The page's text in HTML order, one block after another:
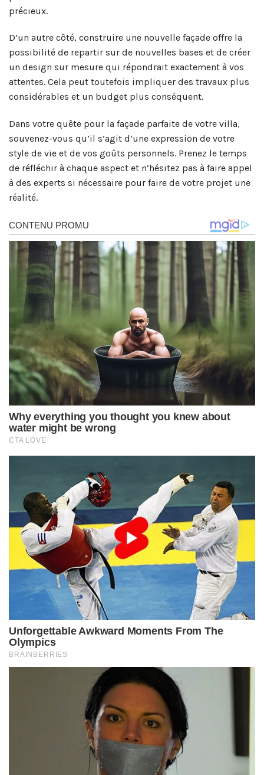
précieux.
D’un autre côté, construire une nouvelle façade offre la
possibilité de repartir sur de nouvelles bases et de créer
un design sur mesure qui répondrait exactement à vos
attentes. Cela peut toutefois impliquer des travaux plus
considérables et un budget plus conséquent.
Dans votre quête pour la façade parfaite de votre villa,
souvenez-vous qu’il s’agit d’une expression de votre
style de vie et de vos goûts personnels. Prenez le temps
de réfléchir à chaque aspect et n’hésitez pas à faire appel
à des experts si nécessaire pour faire de votre projet une
réalité.